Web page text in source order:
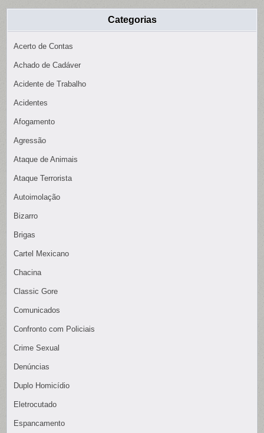
Categorias
Acerto de Contas
Achado de Cadáver
Acidente de Trabalho
Acidentes
Afogamento
Agressão
Ataque de Animais
Ataque Terrorista
Autoimolação
Bizarro
Brigas
Cartel Mexicano
Chacina
Classic Gore
Comunicados
Confronto com Policiais
Crime Sexual
Denúncias
Duplo Homicídio
Eletrocutado
Espancamento